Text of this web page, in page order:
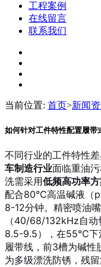
工程案例
在线留言
联系我们
当前位置: 首页>新闻
如何针对工件特性配置履带
不同行业的工件特性
车制造行业面临重油
洗需采用低频高功率
配合80℃高温碱液（
8-12分钟。精密喷油
（40/68/132kHz自
8.5-9.5），在55℃下
履带线，前3槽为碱性
为多级漂洗防锈，残